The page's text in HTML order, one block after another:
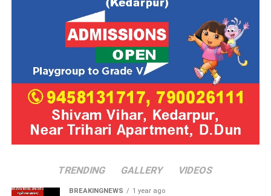
TRENDING GALLERY VIDEOS
BREAKINGNEWS 1 year ago